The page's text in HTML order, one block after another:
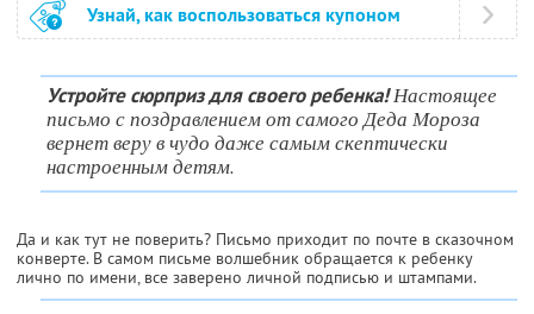
Узнай, как воспользоваться купоном
Устройте сюрприз для своего ребенка!Настоящее
письмо с поздравлением от самого Деда Мороза
вернет веру в чудо даже самым скептически
настроенным детям.
Да и как тут не поверить? Письмо приходит по почте в сказочном
конверте. В самом письме волшебник обращается к ребенку
лично по имени, все заверено личной подписью и штампами.